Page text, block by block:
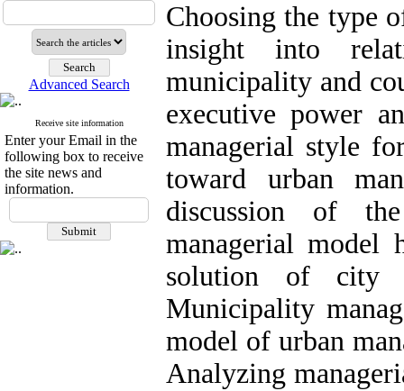
Advanced Search
Receive site information
Enter your Email in the
following box to receive
the site news and
information.
Choosing the type
insight into
municipality and
executive power
managerial style
toward urban
discussion of
managerial model
solution of city
Municipality
model of urban
Analyzing